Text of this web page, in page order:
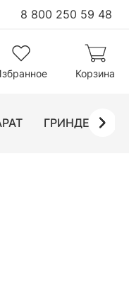
8 800 250 59 48
Корзина
ГРИНДЕР